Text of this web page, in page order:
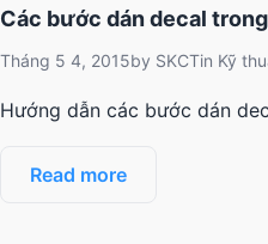
Các bước dán decal trong
Tháng 5 4, 2015by SKCTin Kỹ
Hướng dẫn các bước dán
Read more